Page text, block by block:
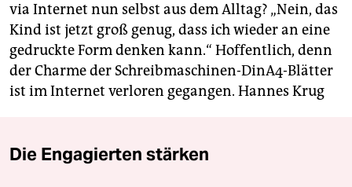
via Internet nun selbst aus dem Alltag? „Nein, das
Kind ist jetzt groß genug, dass ich wieder an eine
gedruckte Form denken kann.“ Hoffentlich, denn
der Charme der Schreibmaschinen-DinA4-Blätter
ist im Internet verloren gegangen. Hannes Krug
Die Engagierten stärken